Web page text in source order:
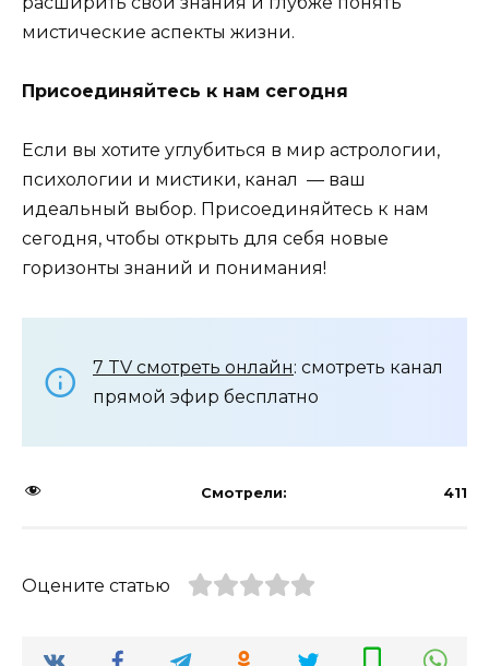
мистические аспекты жизни.
Присоединяйтесь к нам сегодня
Если вы хотите углубиться в мир астрологии,
психологии и мистики, канал — ваш
идеальный выбор. Присоединяйтесь к нам
сегодня, чтобы открыть для себя новые
горизонты знаний и понимания!
7 TV смотреть онлайн: смотреть канал
прямой эфир бесплатно
Смотрели: 411
Оцените статью